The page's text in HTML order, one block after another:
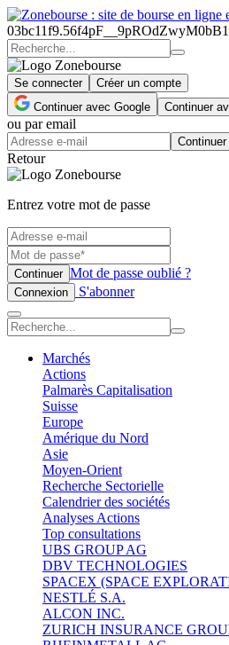
Se connecter
Créer un compte
Continuer avec Google
Continuer
ou par email
Retour
Entrez votre mot de passe
Continuer Mot de passe oublié ?
Connexion S'abonner
Marchés
Actions
Palmarès Capitalisation
Suisse
Europe
Amérique du Nord
Asie
Moyen-Orient
Recherche Sectorielle
Calendrier des sociétés
Analyses Actions
Top consultations
UBS GROUP AG
DBV TECHNOLOGIES
SPACEX (SPACE
NESTLÉ S.A.
ALCON INC.
ZURICH INSURANCE